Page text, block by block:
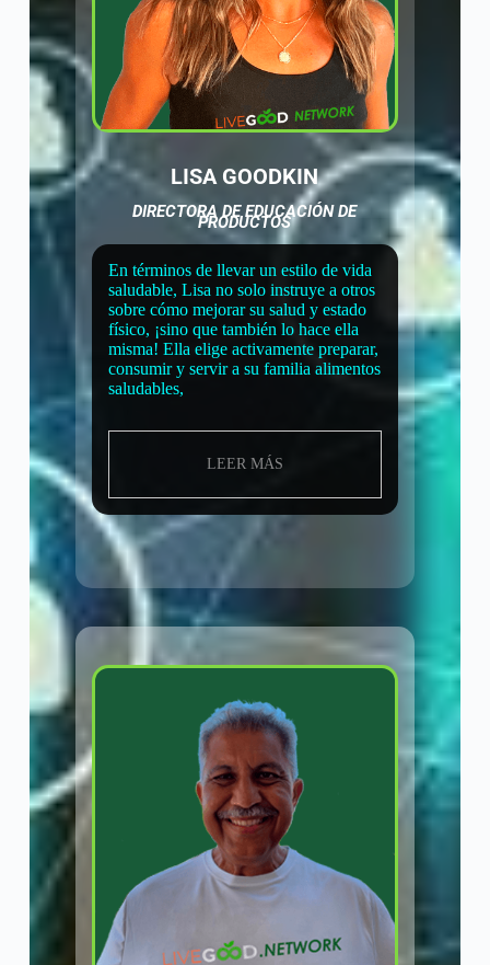
LISA GOODKIN
DIRECTORA DE EDUCACIÓN DE
PRODUCTOS
En términos de llevar un estilo de vida
saludable, Lisa no solo instruye a otros
sobre cómo mejorar su salud y estado
físico, ¡sino que también lo hace ella
misma! Ella elige activamente preparar,
consumir y servir a su familia alimentos
saludables,
LEER MÁS